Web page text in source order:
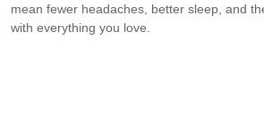
mean fewer headaches, better sleep, and
with everything you love.